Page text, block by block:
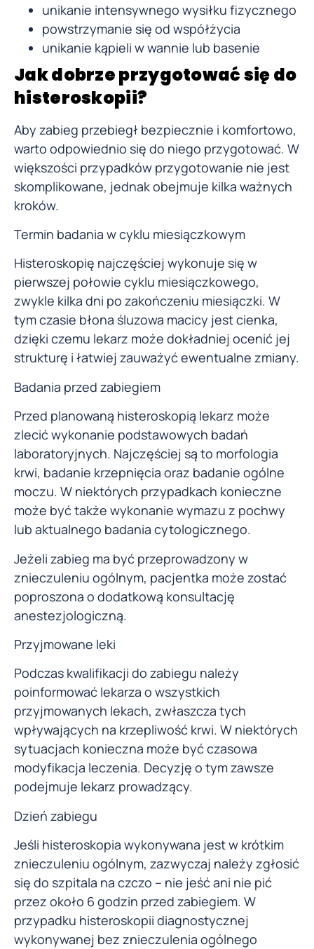
unikanie intensywnego wysiłku fizycznego
powstrzymanie się od współżycia
unikanie kąpieli w wannie lub basenie
Jak dobrze przygotować się do
histeroskopii?
Aby zabieg przebiegł bezpiecznie i komfortowo,
warto odpowiednio się do niego przygotować. W
większości przypadków przygotowanie nie jest
skomplikowane, jednak obejmuje kilka ważnych
kroków.
Termin badania w cyklu miesiączkowym
Histeroskopię najczęściej wykonuje się w
pierwszej połowie cyklu miesiączkowego,
zwykle kilka dni po zakończeniu miesiączki. W
tym czasie błona śluzowa macicy jest cienka,
dzięki czemu lekarz może dokładniej ocenić jej
strukturę i łatwiej zauważyć ewentualne zmiany.
Badania przed zabiegiem
Przed planowaną histeroskopią lekarz może
zlecić wykonanie podstawowych badań
laboratoryjnych. Najczęściej są to morfologia
krwi, badanie krzepnięcia oraz badanie ogólne
moczu. W niektórych przypadkach konieczne
może być także wykonanie wymazu z pochwy
lub aktualnego badania cytologicznego.
Jeżeli zabieg ma być przeprowadzony w
znieczuleniu ogólnym, pacjentka może zostać
poproszona o dodatkową konsultację
anestezjologiczną.
Przyjmowane leki
Podczas kwalifikacji do zabiegu należy
poinformować lekarza o wszystkich
przyjmowanych lekach, zwłaszcza tych
wpływających na krzepliwość krwi. W niektórych
sytuacjach konieczna może być czasowa
modyfikacja leczenia. Decyzję o tym zawsze
podejmuje lekarz prowadzący.
Dzień zabiegu
Jeśli histeroskopia wykonywana jest w krótkim
znieczuleniu ogólnym, zazwyczaj należy zgłosić
się do szpitala na czczo – nie jeść ani nie pić
przez około 6 godzin przed zabiegiem. W
przypadku histeroskopii diagnostycznej
wykonywanej bez znieczulenia ogólnego